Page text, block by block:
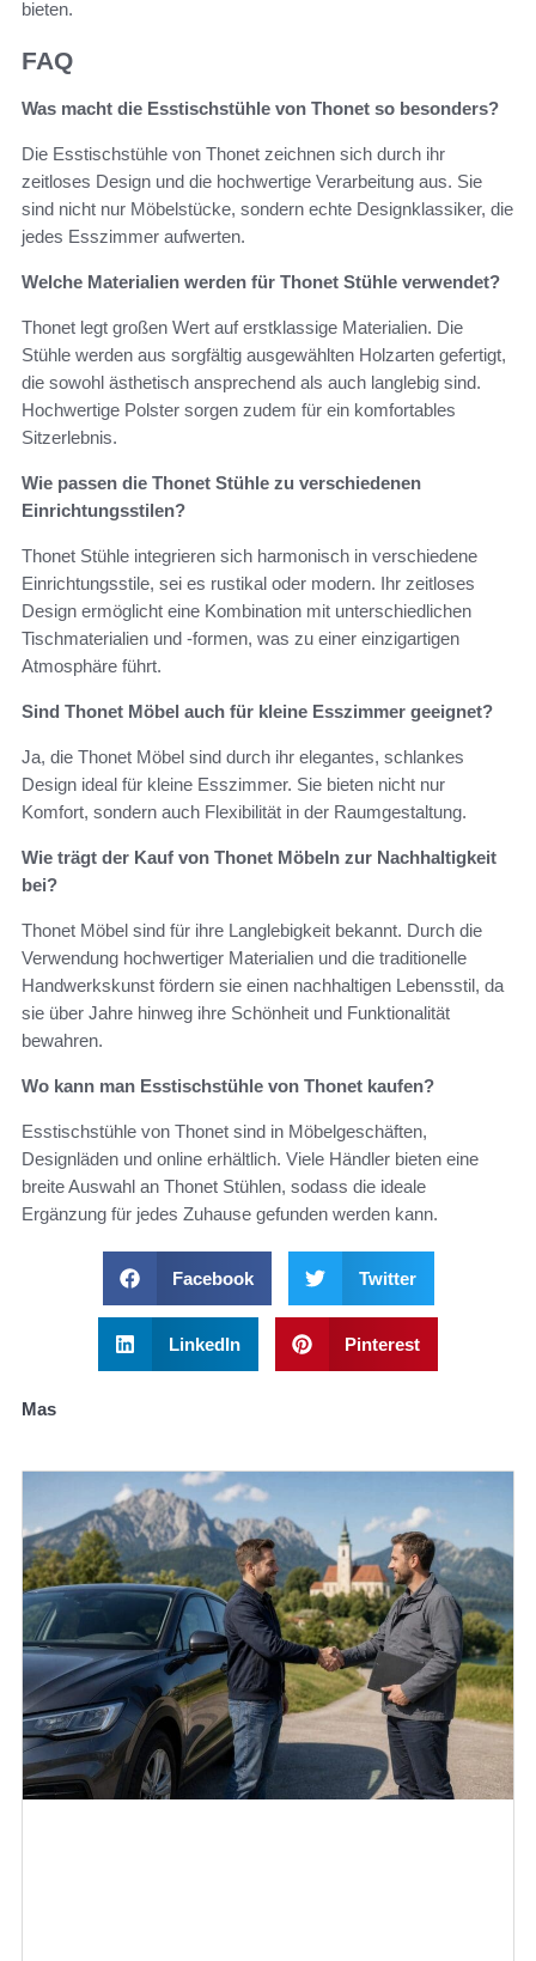
bieten.
FAQ
Was macht die Esstischstühle von Thonet so besonders?
Die Esstischstühle von Thonet zeichnen sich durch ihr
zeitloses Design und die hochwertige Verarbeitung aus. Sie
sind nicht nur Möbelstücke, sondern echte Designklassiker, die
jedes Esszimmer aufwerten.
Welche Materialien werden für Thonet Stühle verwendet?
Thonet legt großen Wert auf erstklassige Materialien. Die
Stühle werden aus sorgfältig ausgewählten Holzarten gefertigt,
die sowohl ästhetisch ansprechend als auch langlebig sind.
Hochwertige Polster sorgen zudem für ein komfortables
Sitzerlebnis.
Wie passen die Thonet Stühle zu verschiedenen
Einrichtungsstilen?
Thonet Stühle integrieren sich harmonisch in verschiedene
Einrichtungsstile, sei es rustikal oder modern. Ihr zeitloses
Design ermöglicht eine Kombination mit unterschiedlichen
Tischmaterialien und -formen, was zu einer einzigartigen
Atmosphäre führt.
Sind Thonet Möbel auch für kleine Esszimmer geeignet?
Ja, die Thonet Möbel sind durch ihr elegantes, schlankes
Design ideal für kleine Esszimmer. Sie bieten nicht nur
Komfort, sondern auch Flexibilität in der Raumgestaltung.
Wie trägt der Kauf von Thonet Möbeln zur Nachhaltigkeit
bei?
Thonet Möbel sind für ihre Langlebigkeit bekannt. Durch die
Verwendung hochwertiger Materialien und die traditionelle
Handwerkskunst fördern sie einen nachhaltigen Lebensstil, da
sie über Jahre hinweg ihre Schönheit und Funktionalität
bewahren.
Wo kann man Esstischstühle von Thonet kaufen?
Esstischstühle von Thonet sind in Möbelgeschäften,
Designläden und online erhältlich. Viele Händler bieten eine
breite Auswahl an Thonet Stühlen, sodass die ideale
Ergänzung für jedes Zuhause gefunden werden kann.
Facebook Twitter
LinkedIn Pinterest
Mas